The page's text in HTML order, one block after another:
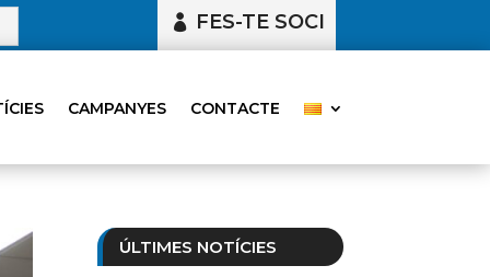
FES-TE SOCI
CAMPANYES CONTACTE
ÚLTIMES NOTÍCIES